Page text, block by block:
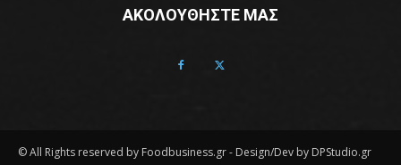
ΑΚΟΛΟΥΘΗΣΤΕ ΜΑΣ
© All Rights reserved by Foodbusiness.gr - Design/Dev by DPStudio.gr